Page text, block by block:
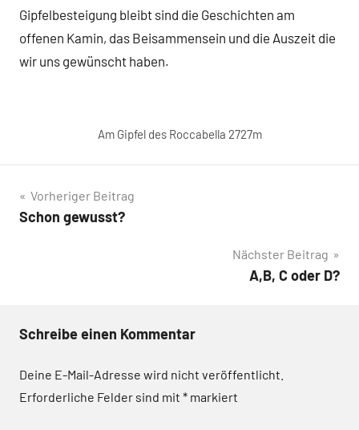
Gipfelbesteigung bleibt sind die Geschichten am
offenen Kamin, das Beisammensein und die Auszeit die
wir uns gewünscht haben.
Am Gipfel des Roccabella 2727m
Beitragsnavigation
Vorheriger Beitrag
Schon gewusst?
Nächster Beitrag
A,B, C oder D?
Schreibe einen Kommentar
Deine E-Mail-Adresse wird nicht veröffentlicht.
Erforderliche Felder sind mit * markiert